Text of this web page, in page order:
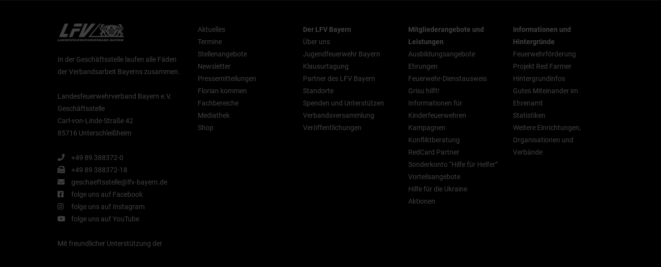
In der Geschäftsstelle laufen alle Fäden
der Verbandsarbeit Bayerns zusammen.
Landesfeuerwehrverband Bayern e.V.
Geschäftsstelle
Carl-von-Linde-Straße 42
85716 Unterschleißheim
+49 89 388372-0
+49 89 388372-18
geschaeftsstelle@lfv-bayern.de
folge uns auf Facebook
folge uns auf Instagram
folge uns auf YouTube
Mit freundlicher Unterstützung der
Aktuelles
Termine
Stellenangebote
Newsletter
Pressemitteilungen
Florian kommen
Fachbereiche
Mediathek
Shop
Der LFV Bayern
Über uns
Jugendfeuerwehr Bayern
Klausurtagung
Partner des LFV Bayern
Standorte
Spenden und Unterstützen
Verbandsversammlung
Veröffentlichungen
Mitgliederangebote und
Leistungen
Ausbildungsangebote
Ehrungen
Feuerwehr-Dienstausweis
Grisu hilft!
Informationen für
Kinderfeuerwehren
Kampagnen
Konfliktberatung
RedCard Partner
Sonderkonto “Hilfe für Helfer”
Vorteilsangebote
Hilfe für die Ukraine
Aktionen
Informationen und
Hintergründe
Feuerwehrförderung
Projekt Red Farmer
Hintergrundinfos
Gutes Miteinander im
Ehrenamt
Statistiken
Weitere Einrichtungen,
Organisationen und
Verbände